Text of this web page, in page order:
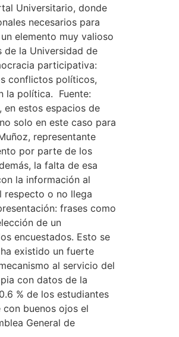
Universitario, donde
necesarios para
elemento muy valioso
de la Universidad de
participativa:
conflictos políticos,
la política. Fuente:
estos espacios de
solo en este caso para
representante
por parte de los
la falta de esa
la información al
respecto o no llega
frases como
de un
encuestados. Esto se
existido un fuerte
al servicio del
con datos de la
% de los estudiantes
buenos ojos el
General de